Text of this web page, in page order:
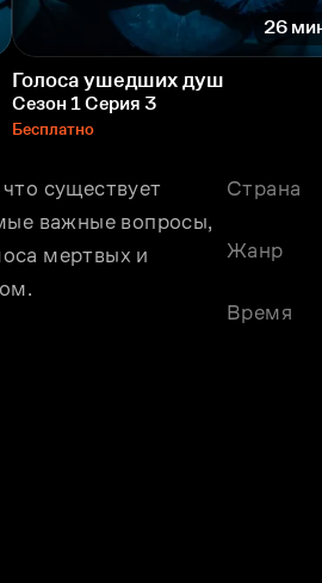
26
Голоса ушедших душ
Сезон 1 Серия 3
Бесплатно
существует
важные вопросы,
мертвых и
Страна
Жанр
Время